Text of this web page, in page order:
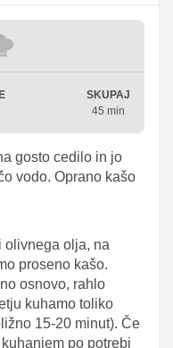
SKUPAJ
45 min
gosto cedilo in jo
vodo. Oprano kašo
olivnega olja, na
proseno kašo.
osnovo, rahlo
kuhamo toliko
15-20 minut). Če
po potrebi